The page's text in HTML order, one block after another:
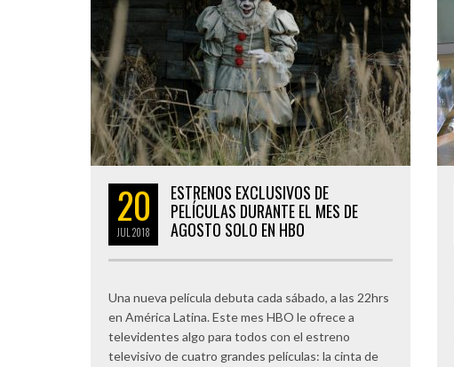
20
JUL 2018
ESTRENOS EXCLUSIVOS DE
PELÍCULAS DURANTE EL MES DE
AGOSTO SOLO EN HBO
Una nueva película debuta cada sábado, a las 22hrs
en América Latina. Este mes HBO le ofrece a
televidentes algo para todos con el estreno
televisivo de cuatro grandes películas: la cinta de